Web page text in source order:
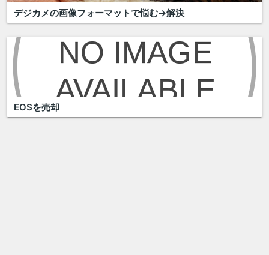
デジカメの画像フォーマットで悩む→解決
EOSを売却